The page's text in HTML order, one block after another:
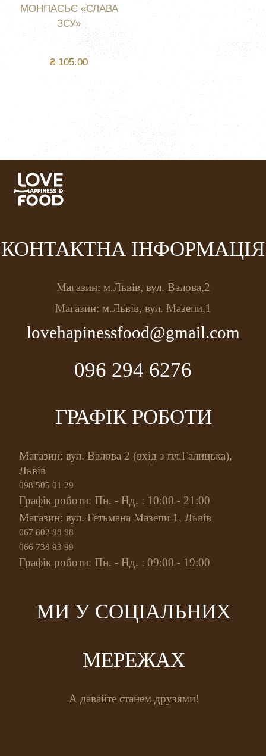
МОНПАСЬЄ «СЛАВА
ЗСУ»
₴105.00
КОНТАКТНА ІНФОРМАЦІЯ
Магазин: м.Львів, вул. Валова,2
Магазин: м.Львів, вул. Мазепи,1
lovehapinessfood@gmail.com
096 294 6276
ГРАФІК РОБОТИ
Магазин: вул. Валова 2 (вхід з пл.Галицька),
Львів
098 505 01 29
Графік роботи: Пн. - Нд. : 10:00 - 21:00
Магазин: вул. Гетьмана Мазепи 1, Львів
067 802 88 88
066 738 93 99
Графік роботи: Пн. - Нд. : 09:00 - 19:00
МИ У СОЦІАЛЬНИХ
МЕРЕЖАХ
А давайте станем друзями!